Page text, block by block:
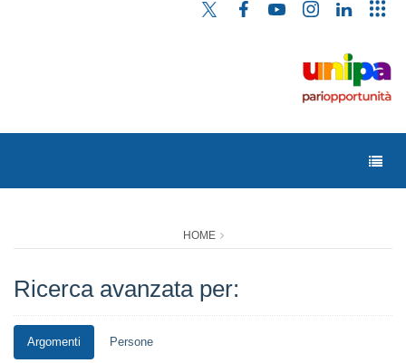
HOME
Ricerca avanzata per:
Argomenti Persone